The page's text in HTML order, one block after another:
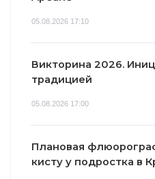
05.08.2026 17:10
Викторина 2026.
традицией
05.08.2026 17:00
Плановая
кисту у подростка в